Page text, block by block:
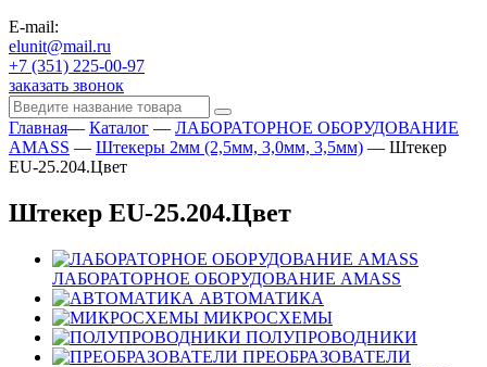
E-mail:
elunit@mail.ru
+7 (351) 225-00-97
заказать звонок
Главная— Каталог — ЛАБОРАТОРНОЕ ОБОРУДОВАНИЕ
AMASS — Штекеры 2мм (2,5мм, 3,0мм, 3,5мм) — Штекер
EU-25.204.Цвет
Штекер EU-25.204.Цвет
ЛАБОРАТОРНОЕ ОБОРУДОВАНИЕ AMASS
АВТОМАТИКА
МИКРОСХЕМЫ
ПОЛУПРОВОДНИКИ
ПРЕОБРАЗОВАТЕЛИ